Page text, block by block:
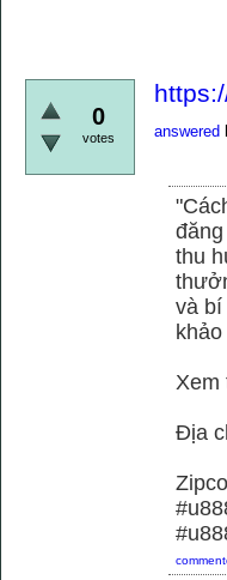
0
votes answered
thu
và bí
Xem
Địa